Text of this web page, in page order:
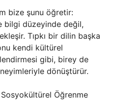
bize şunu öğretir:
bilgi düzeyinde değil,
Tıpkı bir dilin başka
kendi kültürel
gibi, birey de
dönüştürür.
Öğrenme